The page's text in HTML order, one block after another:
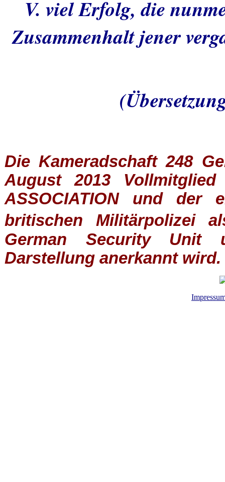
V. viel Erfolg, die
Zusammenhalt jener
Die Kameradschaft 248
August 2013
ASSOCIATIONund der
britischen
Militärpolizei
German Security Unit
Darstellung anerkannt wird.